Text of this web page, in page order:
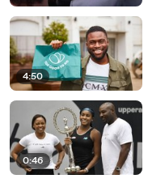
4:50
0:46